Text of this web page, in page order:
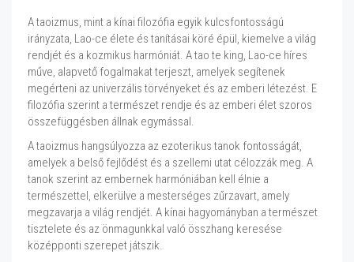
A taoizmus, mint a kínai filozófia egyik kulcsfontosságú
irányzata, Lao-ce élete és tanításai köré épül, kiemelve a világ
rendjét és a kozmikus harmóniát. A tao te king, Lao-ce híres
műve, alapvető fogalmakat terjeszt, amelyek segítenek
megérteni az univerzális törvényeket és az emberi létezést. E
filozófia szerint a természet rendje és az emberi élet szoros
összefüggésben állnak egymással.
A taoizmus hangsúlyozza az ezoterikus tanok fontosságát,
amelyek a belső fejlődést és a szellemi utat célozzák meg. A
tanok szerint az embernek harmóniában kell élnie a
természettel, elkerülve a mesterséges zűrzavart, amely
megzavarja a világ rendjét. A kínai hagyományban a természet
tisztelete és az önmagunkkal való összhang keresése
középponti szerepet játszik.